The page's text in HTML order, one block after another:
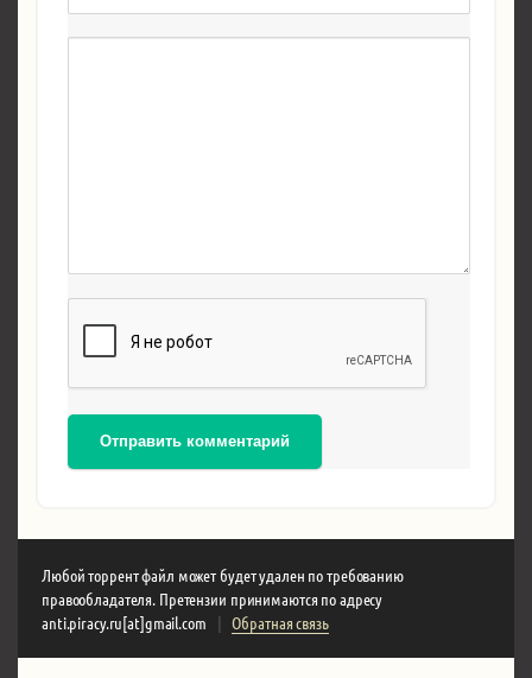
Отправить комментарий
Любой торрент файл может будет удален по требованию
правообладателя. Претензии принимаются по адресу
anti.piracy.ru[at]gmail.com
| Обратная связь